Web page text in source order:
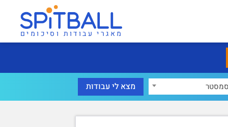
מאגרי עבודות וסיכומים